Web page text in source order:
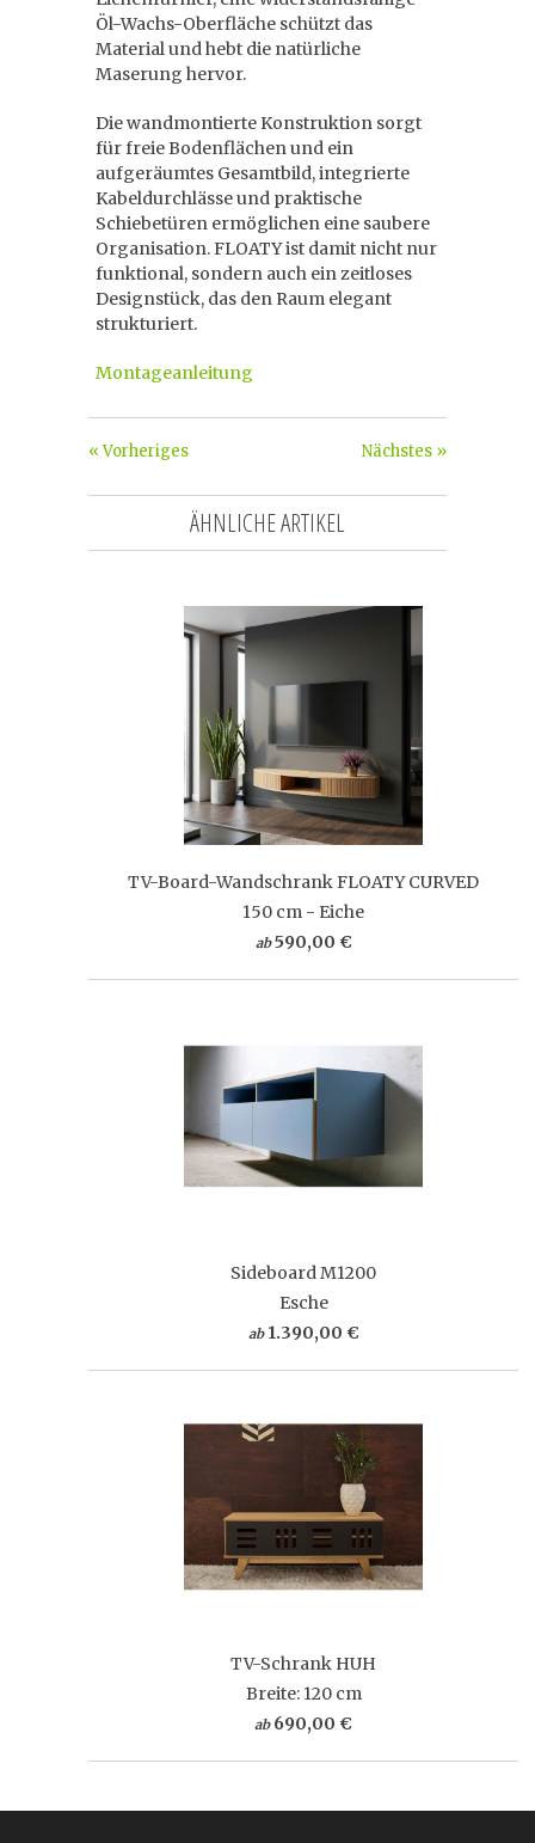
Öl-Wachs-Oberfläche schützt das
Material und hebt die natürliche
Maserung hervor.
Die wandmontierte Konstruktion sorgt
für freie Bodenflächen und ein
aufgeräumtes Gesamtbild, integrierte
Kabeldurchlässe und praktische
Schiebetüren ermöglichen eine saubere
Organisation. FLOATY ist damit nicht nur
funktional, sondern auch ein zeitloses
Designstück, das den Raum elegant
strukturiert.
Montageanleitung
Nächstes »
« Vorheriges
ÄHNLICHE ARTIKEL
TV-Board-Wandschrank FLOATY CURVED
150 cm - Eiche
ab 590,00 €
Sideboard M1200
Esche
ab 1.390,00 €
TV-Schrank HUH
Breite: 120 cm
ab 690,00 €